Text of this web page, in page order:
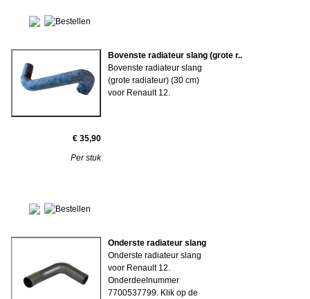
Bovenste radiateur slang (grote r..
Bovenste radiateur slang
(grote radiateur) (30 cm)
voor Renault 12.
€ 35,90
Per stuk
Onderste radiateur slang
Onderste radiateur slang
voor Renault 12.
Onderdeelnummer
7700537799. Klik op de